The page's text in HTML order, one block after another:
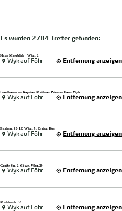
Es wurden 2784 Treffer gefunden:
Haus Meerblick - Whg. 2
Wyk auf Föhr Entfernung anzeigen
Inseltraum im Kapitän Matthias Petersen Haus Wyk
Wyk auf Föhr Entfernung anzeigen
Badestr. 80 EG Whg. 5, Goting Hus
Wyk auf Föhr Entfernung anzeigen
Große Str. 2 Möwe, Whg.29
Wyk auf Föhr Entfernung anzeigen
Mühlenstr. 37
Wyk auf Föhr Entfernung anzeigen